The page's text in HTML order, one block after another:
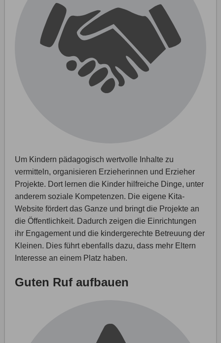
Um Kindern pädagogisch wertvolle Inhalte zu
vermitteln, organisieren Erzieherinnen und Erzieher
Projekte. Dort lernen die Kinder hilfreiche Dinge, unter
anderem soziale Kompetenzen. Die eigene Kita-
Website fördert das Ganze und bringt die Projekte an
die Öffentlichkeit. Dadurch zeigen die Einrichtungen
ihr Engagement und die kindergerechte Betreuung der
Kleinen. Dies führt ebenfalls dazu, dass mehr Eltern
Interesse an einem Platz haben.
Guten Ruf aufbauen